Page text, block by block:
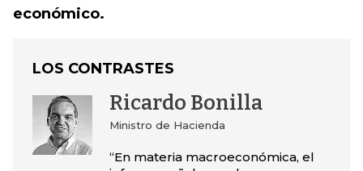
económico.
LOS CONTRASTES
Ricardo Bonilla
Ministro de Hacienda
“En materia macroeconómica, el